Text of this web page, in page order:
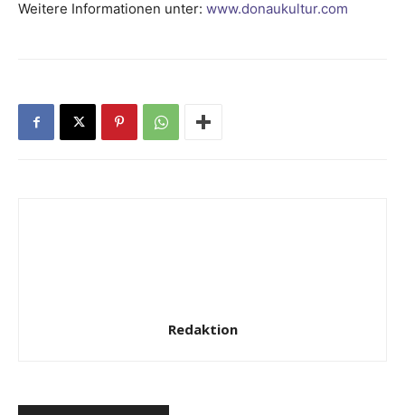
Weitere Informationen unter: www.donaukultur.com
Redaktion